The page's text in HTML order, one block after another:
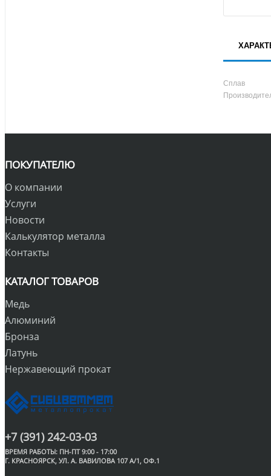
Сплав
ПОКУПАТЕЛЮ
О компании
Услуги
Новости
Калькулятор металла
Контакты
КАТАЛОГ ТОВАРОВ
Медь
Алюминий
Бронза
Латунь
Нержавеющий прокат
+7 (391) 242-03-03
ВРЕМЯ РАБОТЫ: ПН-ПТ 9:00 - 17:00
Г. КРАСНОЯРСК, УЛ. А. ВАВИЛОВА 107 А/1, ОФ.1